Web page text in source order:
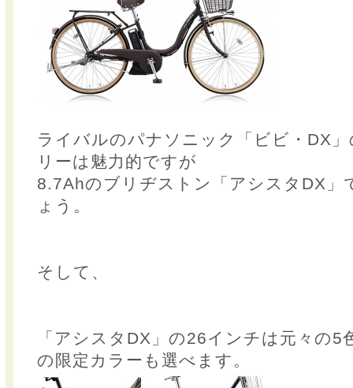
ライバルのパナソニック「ビビ・DX
リーは魅力的ですが
8.7Ahのブリヂストン「アシスタDX」
ょう。
そして、
「アシスタDX」の26インチは元々の5
の限定カラーも選べます。